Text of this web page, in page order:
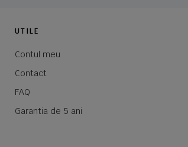
UTILE
Contul meu
Contact
FAQ
Garantia de 5 ani